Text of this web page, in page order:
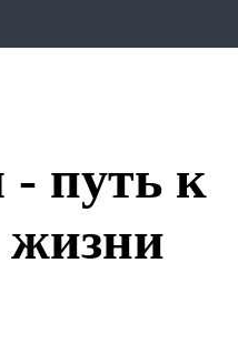
- путь к
жизни